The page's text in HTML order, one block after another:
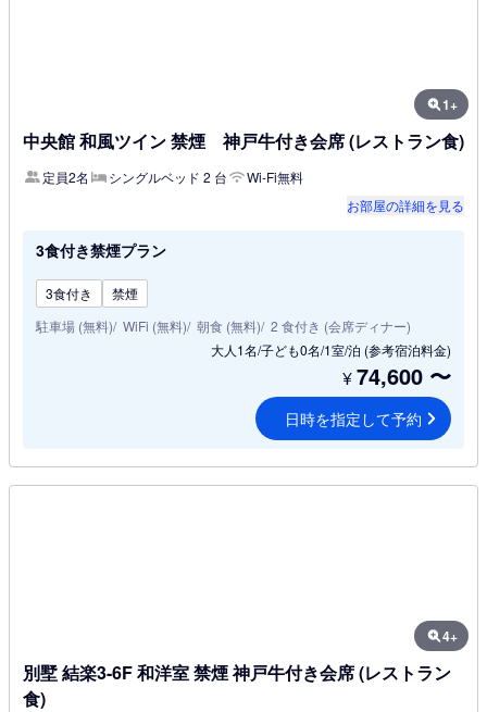
1+
中央館 和風ツイン 禁煙 神戸牛付き会席 (レストラン食)
定員2名 シングルベッド 2 台
Wi-Fi無料
お部屋の詳細を見る
3食付き禁煙プラン
3食付き
禁煙
駐車場 (無料) WiFi (無料) 朝食 (無料) 2 食付き (会席ディナー)
大人1名/子ども0名/1室/泊 (参考宿泊料金)
¥74,600 〜
日時を指定して予約
4+
別墅 結楽3-6F 和洋室 禁煙 神戸牛付き会席 (レストラン
食)